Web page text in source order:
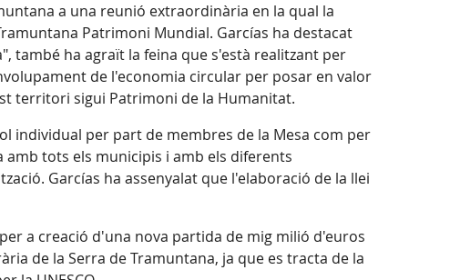
a una reunió extraordinària en la qual la
Patrimoni Mundial. Garcías ha destacat
també ha agraït la feina que s'està realitzant per
de l'economia circular per posar en valor
territori sigui Patrimoni de la Humanitat.
individual per part de membres de la Mesa com per
tots els municipis i amb els diferents
Garcías ha assenyalat que l'elaboració de la llei
a creació d'una nova partida de mig milió d'euros
de la Serra de Tramuntana, ja que es tracta de la